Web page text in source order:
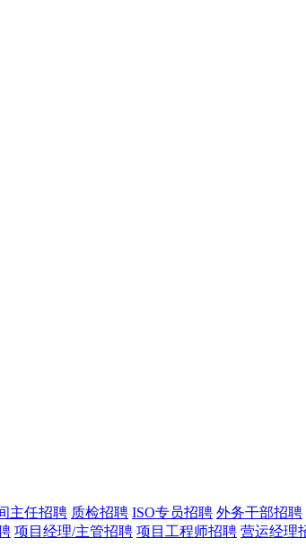
主任招聘 质检招聘 ISO专员招聘 外务干部招聘
项目经理/主管招聘 项目工程师招聘 营运经理